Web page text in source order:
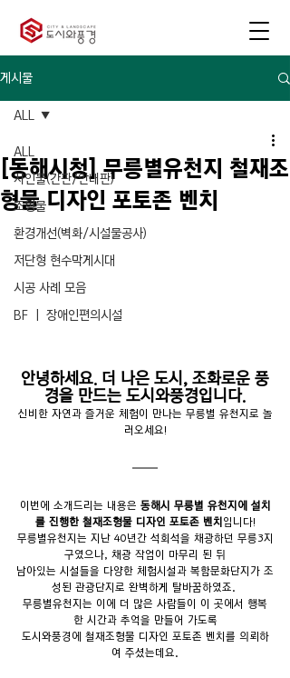
게시물
ALL
사인물(간판/안내판)
조형물
환경개선(벽화/시설물공사)
저단형 현수막게시대
시공 사례 모음
BF ㅣ 장애인편의시설
ALL
[동해시청] 무릉별유천지 철재조
형물 디자인 포토존 벤치
안녕하세요. 더 나은 도시, 조화로운 풍
경을 만드는 도시와풍경입니다.
신비한 자연과 즐거운 체험이 만나는 무릉별 유천지로 놀
러오세요!
이번에 소개드리는 내용은 동해시 무릉별 유천지에 설치
를 진행한 철재조형물 디자인 포토존 벤치 입니다!
무릉별유천지는 지난 40년간 석회석을 채광하던 무릉3지
구였으나, 채광 작업이 마무리 된 뒤
남아있는 시설들을 다양한 체험시설과 복합문화단지가 조
성된 관광단지로 완벽하게 탈바꿈하였죠.
무릉별유천지는 이에 더 많은 사람들이 이 곳에서 행복
한 시간과 추억을 만들어 가도록
도시와풍경에 철재조형물 디자인 포토존 벤치를 의뢰하
여 주셨는데요.